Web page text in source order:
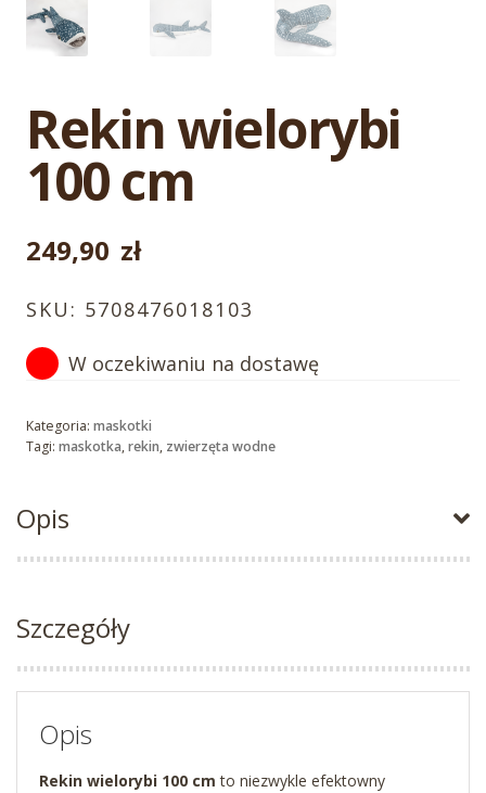
Rekin wielorybi
100 cm
249,90 zł
SKU: 5708476018103
W oczekiwaniu na dostawę
Kategoria: maskotki
Tagi: maskotka,rekin, zwierzęta wodne
Opis
Szczegóły
Opis
Rekin wielorybi 100 cm to niezwykle efektowny